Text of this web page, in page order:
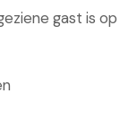
gast is op